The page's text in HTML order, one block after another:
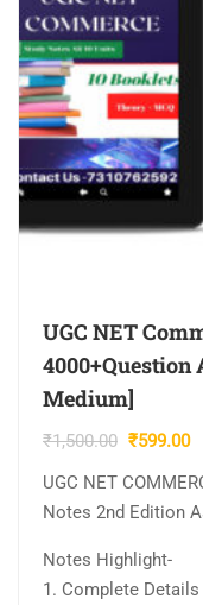
UGC NET
4000+Question
Medium]
₹1,500.00 Original
was:
₹599.00
UGC NET
Notes 2nd Edition
Notes Highlight-
1. Complete